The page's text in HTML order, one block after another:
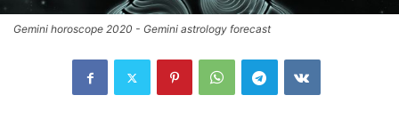
Gemini horoscope 2020 - Gemini astrology forecast